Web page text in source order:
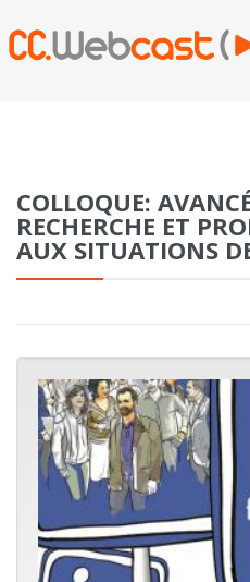
COLLOQUE:
RECHERCHE ET
AUX SITUATIONS